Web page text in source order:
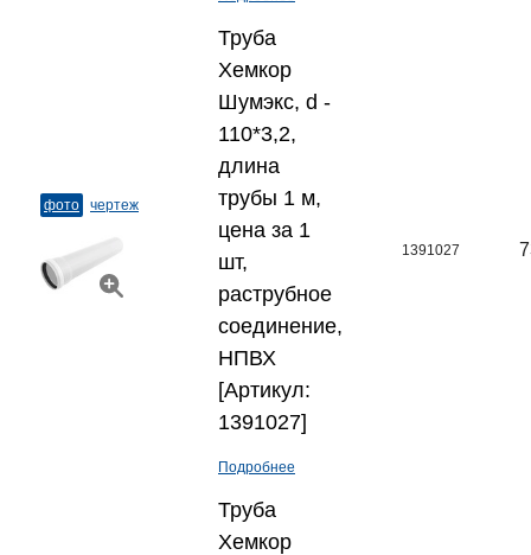
фото чертеж
Труба
Хемкор
Шумэкс, d -
110*3,2,
длина
трубы 1 м,
цена за 1
шт,
раструбное
соединение,
НПВХ
[Артикул:
1391027]
Подробнее
1391027
Труба
Хемкор